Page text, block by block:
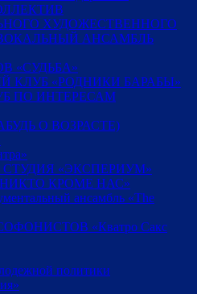
ХУДОЖЕСТВЕННОГО
АНСАМБЛЬ
«СУДЬБА»
КЛУБ «РОДНИКИ БАРАБЫ»
ПО ИНТЕРЕСАМ
О ВОЗРАСТЕ)
«ЭКСПЕРИУМ»
КРОМЕ НАС»
ансамбль «The
«Кватро Сакс
политики